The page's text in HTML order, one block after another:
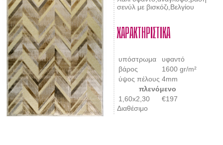
σενύλ με βισκόζι,Βελγίου
ΧΑΡΑΚΤΗΡΙΣΤΙΚΑ
υπόστρωμα
υφαντό
βάρος
1600 gr/m²
ύψος πέλους 4mm
πλενόμενο
1,60x2,30
€197
Διαθέσιμο